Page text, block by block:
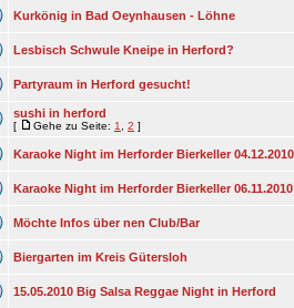
Kurkönig in Bad Oeynhausen - Löhne
Lesbisch Schwule Kneipe in Herford?
Partyraum in Herford gesucht!
sushi in herford
[ Gehe zu Seite: 1 2 ]
Karaoke Night im Herforder Bierkeller 04.12.2010
Karaoke Night im Herforder Bierkeller 06.11.2010
Möchte Infos über nen Club/Bar
Biergarten im Kreis Gütersloh
15.05.2010 Big Salsa Reggae Night in Herford